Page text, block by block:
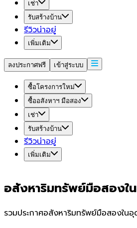
เช่า
รับสร้างบ้าน
รีวิวน่าอยู่
เพิ่มเติม
ลงประกาศฟรี เข้าสู่ระบบ
ซื้อโครงการใหม่
ซื้ออสังหาฯ มือสอง
เช่า
รับสร้างบ้าน
รีวิวน่าอยู่
เพิ่มเติม
อสังหาริมทรัพย์มือสองใ
รวมประกาศอสังหาริมทรัพย์มือสองใน